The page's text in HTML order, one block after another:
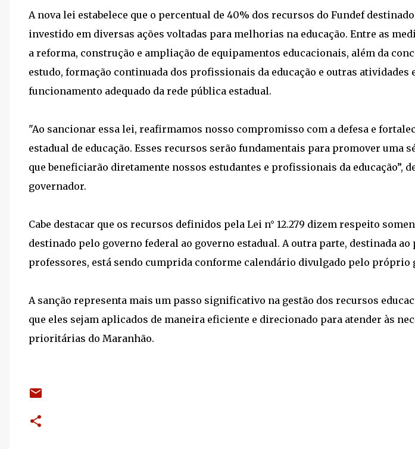
A nova lei estabelece que o percentual de 40% dos recursos do Fundef
investido em diversas ações voltadas para melhorias na educação. Entre as
a reforma, construção e ampliação de equipamentos educacionais, além da
estudo, formação continuada dos profissionais da educação e outras atividades
funcionamento adequado da rede pública estadual.
"Ao sancionar essa lei, reafirmamos nosso compromisso com a defesa e
estadual de educação. Esses recursos serão fundamentais para promover uma
que beneficiarão diretamente nossos estudantes e profissionais da educação”,
governador.
Cabe destacar que os recursos definidos pela Lei n° 12.279 dizem respeito
destinado pelo governo federal ao governo estadual. A outra parte, destinada ao
professores, está sendo cumprida conforme calendário divulgado pelo próprio
A sanção representa mais um passo significativo na gestão dos recursos
que eles sejam aplicados de maneira eficiente e direcionado para atender às
prioritárias do Maranhão.